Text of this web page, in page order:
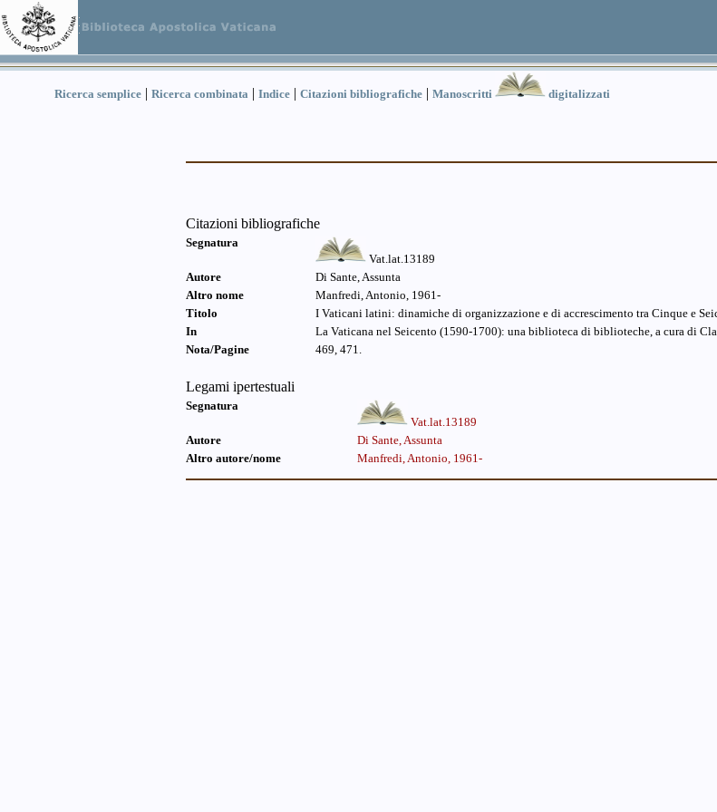
Ricerca semplice | Ricerca combinata | Indice | Citazioni bibliografiche | Manoscritti
digitalizzati
Citazioni bibliografiche
Segnatura
Vat.lat.13189
Autore
Di Sante, Assunta
Altro nome
Manfredi, Antonio, 1961-
Titolo
I Vaticani latini: dinamiche di organizzazione e di accrescimento tra Cinque e
In
La Vaticana nel Seicento (1590-1700): una biblioteca di biblioteche, a cura di
Nota/Pagine
469, 471.
Legami ipertestuali
Segnatura
Vat.lat.13189
Autore
Di Sante, Assunta
Altro autore/nome
Manfredi, Antonio, 1961-